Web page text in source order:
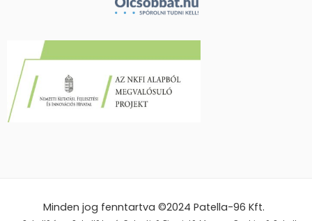
Minden jog fenntartva ©2024Patella-96 Kft.